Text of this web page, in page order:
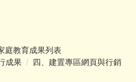
庭教育成果列表
成果
四、建置專區網頁與行銷